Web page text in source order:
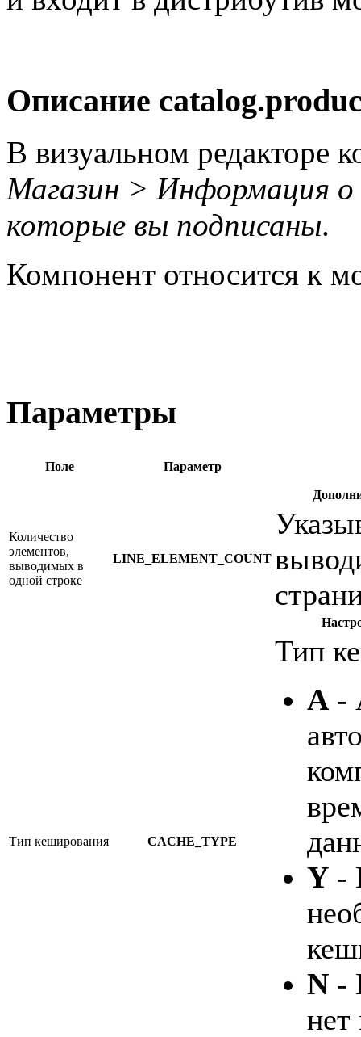
Описание
В визуальном редакторе
Магазин > Информация
которые вы подписаны.
Компонент относится к
Параметры
Поле Параметр
Количество
элементов,
выводимых в
одной строке
LINE_ELEMENT_COUNT
Тип кеширования CACHE_TYPE
Тип
A -
Y -
N -
нет